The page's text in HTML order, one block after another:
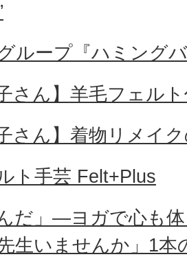
ループ『ハミング
さん】羊毛フェル
さん】着物リメイ
ト手芸 Felt+Plus
んだ」―ヨガで心も
生いませんか」1